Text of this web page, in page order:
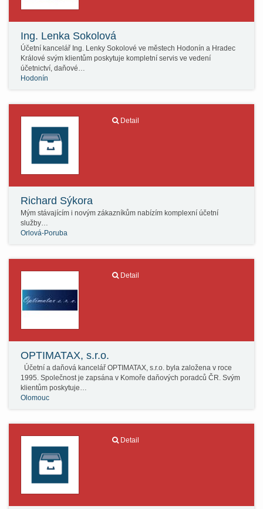
Ing. Lenka Sokolová
Účetní kancelář Ing. Lenky Sokolové ve městech Hodonín a Hradec
Králové svým klientům poskytuje kompletní servis ve vedení
účetnictví, daňové…
Hodonín
Detail
Richard Sýkora
Mým stávajícím i novým zákazníkům nabízím komplexní účetní
služby…
Orlová-Poruba
Detail
OPTIMATAX, s.r.o.
Účetní a daňová kancelář OPTIMATAX, s.r.o. byla založena v roce
1995. Společnost je zapsána v Komoře daňových poradců ČR. Svým
klientům poskytuje…
Olomouc
Detail